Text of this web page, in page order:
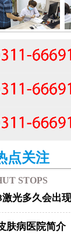
点关注
STOPS
肤病医院简介